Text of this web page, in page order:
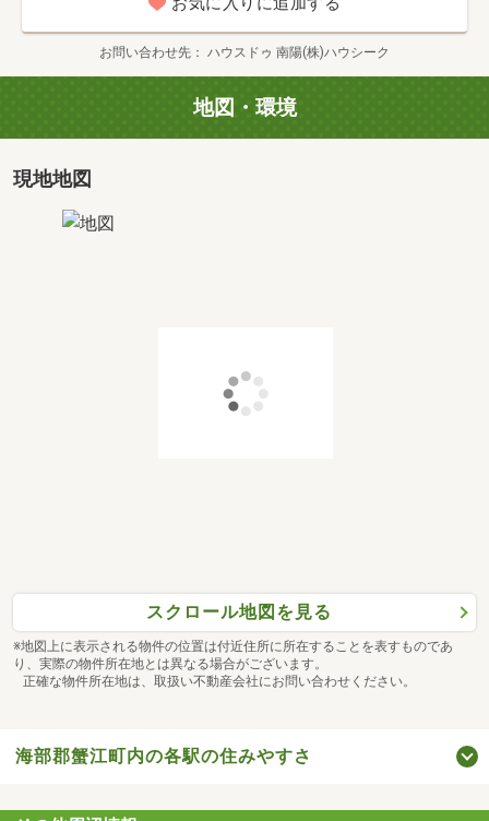
・30分コース：間取りを実際に確認、設備（構造）のご説
・2時間コース：1時間コースに加え、周辺環境のご案内
（実際に車でご案内します）
です
現地待ち合わせもOKです♪
●●●●●住宅ローン相談会のお知らせ●●●●●
お客様の諸事情を考慮し、最適な住宅ローンプランを
ご提案させていただきますので、まずはお話をお聞かせく
ださい。
お客様のご希望に応じて仲介、または買取を致します！
●瑕疵担保免責！古家買取OK！即買取価格提示！
お問い合わせ先 ハウスドゥ 南陽(株)ハウシーク
地図・環境
現地地図
スクロール地図を見る
※地図上に表示される物件の位置は付近住所に所在することを表すものであ
り、実際の物件所在地とは異なる場合がございます。
正確な物件所在地は、取扱い不動産会社にお問い合わせください。
海部郡蟹江町内の各駅の住みやすさ